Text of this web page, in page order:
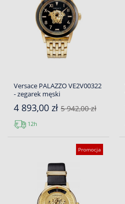
Versace PALAZZO VE2V00322
- zegarek męski
4 893,00 zł 5 942,00 zł
12h
Promocja